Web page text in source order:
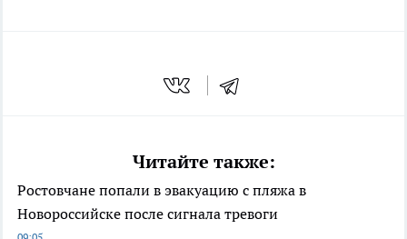
Читайте также:
Ростовчане попали в эвакуацию с пляжа в
Новороссийске после сигнала тревоги